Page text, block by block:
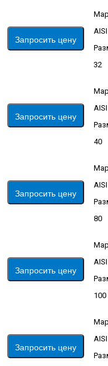
Запросить цену
32
Запросить цену
40
Запросить цену
80
Запросить цену
100
Запросить цену